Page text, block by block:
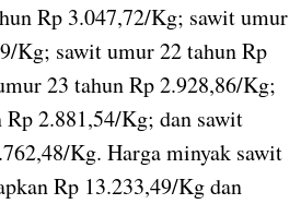
Rp 3.047,72/Kg; sawit umur
Kg; sawit umur 22 tahun Rp
23 tahun Rp 2.928,86/Kg;
2.881,54/Kg; dan sawit
Kg. Harga minyak sawit
Rp 13.233,49/Kg dan